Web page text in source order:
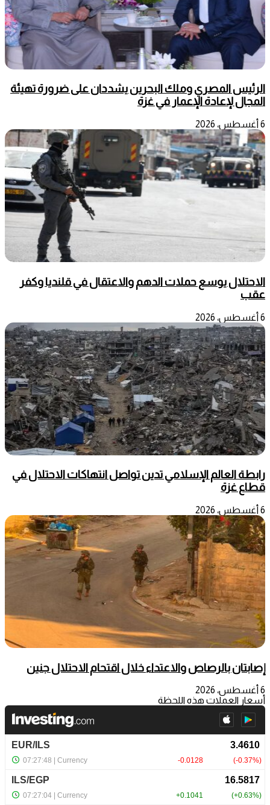
الرئيس المصري وملك البحرين يشددان على ضرورة تهيئة
المجال لإعادة الإعمار في غزة
6 أغسطس، 2026
الاحتلال يوسع حملات الدهم والاعتقال في قلنديا وكفر
عقب
6 أغسطس، 2026
رابطة العالم الإسلامي تدين تواصل انتهاكات الاحتلال في
قطاع غزة
6 أغسطس، 2026
إصابتان بالرصاص والاعتداء خلال اقتحام الاحتلال جنين
6 أغسطس، 2026
أسعار العملات هذه اللحظة